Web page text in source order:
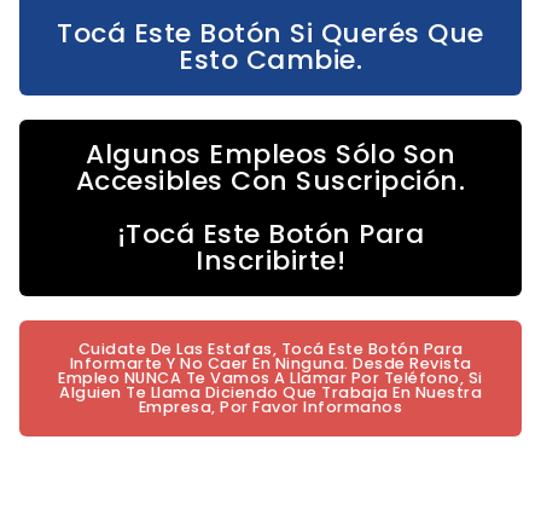
Tocá Este Botón Si Querés Que
Esto Cambie.
Algunos Empleos Sólo Son
Accesibles Con Suscripción.
¡Tocá Este Botón Para
Inscribirte!
Cuidate De Las Estafas, Tocá Este Botón Para
Informarte Y No Caer En Ninguna. Desde Revista
Empleo NUNCA Te Vamos A Llamar Por Teléfono, Si
Alguien Te Llama Diciendo Que Trabaja En Nuestra
Empresa, Por Favor Informanos